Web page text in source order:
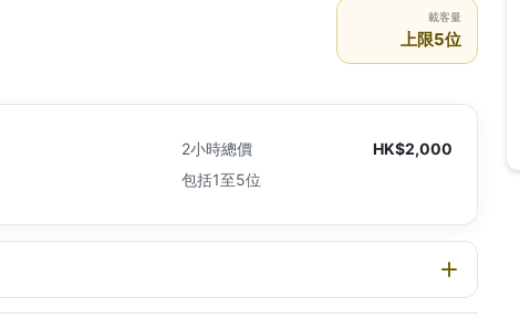
載客量
上限5位
2小時總價
HK$2,000
包括1至5位